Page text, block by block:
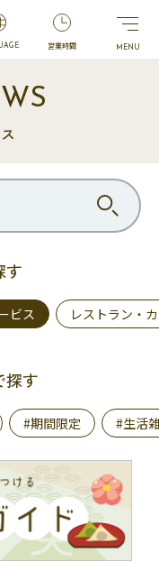
営業時間
す
ビス レストラン・
探す
#期間限定 #生活